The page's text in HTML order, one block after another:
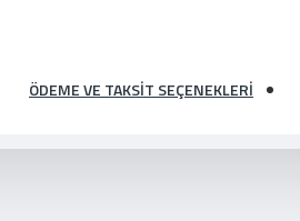
ÖDEME VE TAKSIT SEÇENEKLERI